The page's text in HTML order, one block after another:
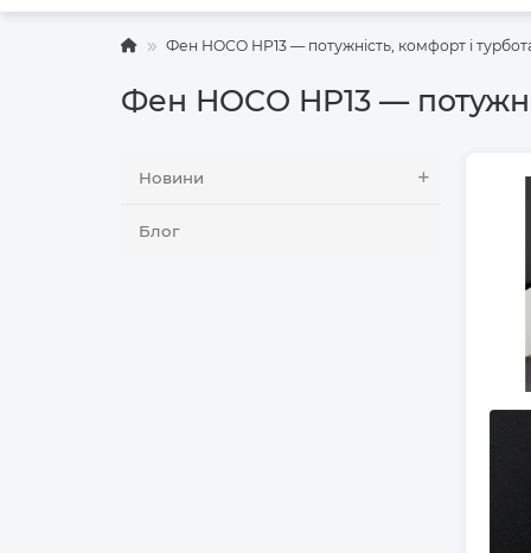
Фен HOCO HP13 — потужність, комфорт і
Фен HOCO HP13 —
Новини
Блог